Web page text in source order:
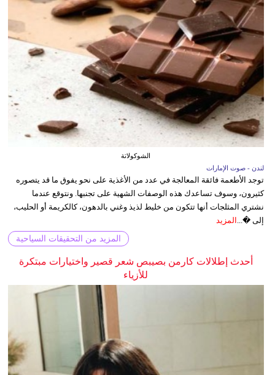
الشوكولاتة
لندن - صوت الإمارات
توجد الأطعمة فائقة المعالجة في عدد من الأغذية على نحو يفوق ما قد يتصوره
كثيرون، وسوف تساعدك هذه الوصفات الشهية على تجنبها. ونتوقع عندما
نشتري المثلجات أنها تتكون من خليط لذيذ وغني بالدهون، كالكريمة أو الحليب،
إلى �... المزيد
المزيد من التحقيقات السياحية
أحدث إطلالات كارمن بصيبص شعر قصير واختيارات مبتكرة
للأزياء